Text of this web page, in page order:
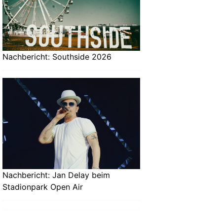
Nachbericht: Southside 2026
Nachbericht: Jan Delay beim
Stadionpark Open Air